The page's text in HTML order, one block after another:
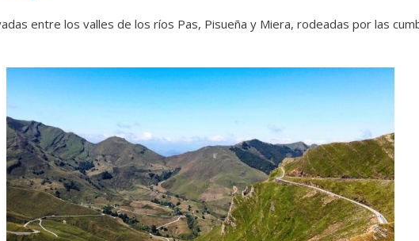
entre los valles de los ríos Pas, Pisueña y Miera, rodeadas por las